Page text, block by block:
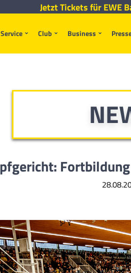
Service Club Business
Jetzt Tickets für EWE